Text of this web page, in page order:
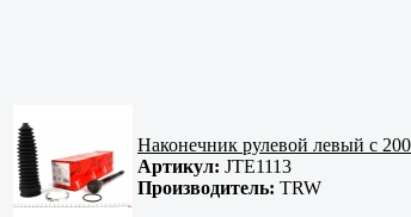
Наконечник рулевой левый c
Артикул: JTE1113
Производитель: TRW